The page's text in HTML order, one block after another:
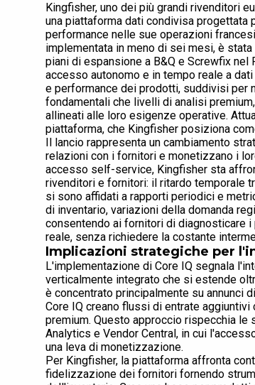
Kingfisher, uno dei più grandi rivenditori
una piattaforma dati condivisa
performance nelle sue operazioni
implementata in meno di sei mesi, è
piani di espansione a B&Q e Screwfix
accesso autonomo e in tempo reale a
e performance dei prodotti, suddivisi per
fondamentali che livelli di analisi
allineati alle loro esigenze operative.
piattaforma, che Kingfisher posiziona
Il lancio rappresenta un cambiamento
relazioni con i fornitori e monetizzano i
accesso self-service, Kingfisher sta
rivenditori e fornitori: il ritardo temporale
si sono affidati a rapporti periodici e
di inventario, variazioni della domanda
consentendo ai fornitori di diagnosticare
reale, senza richiedere la costante
Implicazioni strategiche per
L'implementazione di Core IQ segnala
verticalmente integrato che si estende
è concentrato principalmente su annunci
Core IQ creano flussi di entrate
premium. Questo approccio rispecchia le
Analytics e Vendor Central, in cui
una leva di monetizzazione.
Per Kingfisher, la piattaforma affronta
fidelizzazione dei fornitori fornendo